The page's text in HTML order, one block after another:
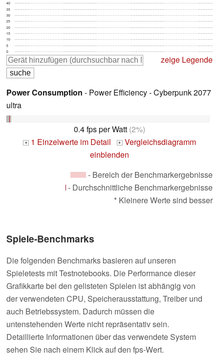
0
5
10
15
20
25
30
35
40
zeige Legende
Power Consumption - Power Efficiency - Cyberpunk 2077
ultra
0.4 fps per Watt (2%)
+ 1 Einzelwerte im Detail + Vergleichsdiagramm
einblenden
- Bereich der Benchmarkergebnisse
- Durchschnittliche Benchmarkergebnisse
* Kleinere Werte sind besser
Spiele-Benchmarks
Die folgenden Benchmarks basieren auf unseren
Spieletests mit Testnotebooks. Die Performance dieser
Grafikkarte bei den gelisteten Spielen ist abhängig von
der verwendeten CPU, Speicherausstattung, Treiber und
auch Betriebssystem. Dadurch müssen die
untenstehenden Werte nicht repräsentativ sein.
Detaillierte Informationen über das verwendete System
sehen Sie nach einem Klick auf den fps-Wert.